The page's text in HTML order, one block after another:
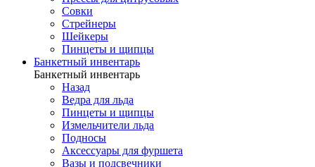
Совки
Стрейнеры
Шейкеры
Пинцеты и щипцы
Банкетный инвентарь
Банкетный инвентарь
Назад
Ведра для льда
Пинцеты и щипцы
Измельчители льда
Подносы
Аксессуары для фуршета
Вазы и подсвечники